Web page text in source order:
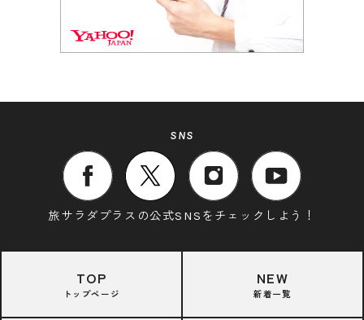
SNS
旅サラダプラスの公式SNSをチェックしよう！
TOP
トップページ
NEW
新着一覧